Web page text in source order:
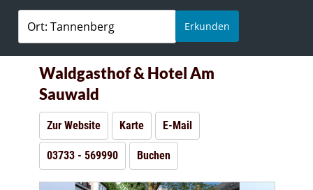
Erkunden
Waldgasthof & Hotel Am
Sauwald
Zur Website Karte E-Mail
03733 - 569990 Buchen